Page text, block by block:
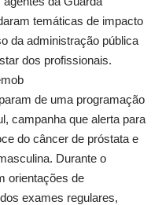
temáticas de impacto
da administração pública
dos profissionais.
de uma programação
campanha que alerta para
do câncer de próstata e
Durante o
orientações de
exames regulares,